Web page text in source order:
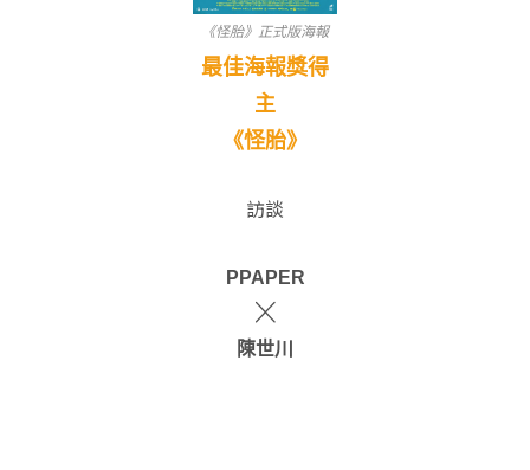
《怪胎》正式版海報
最佳海報獎得
主
《怪胎》
訪談
PPAPER
╳
陳世川